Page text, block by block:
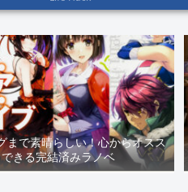
まで素晴らしい！心からオスス
きる完結済みラノベ